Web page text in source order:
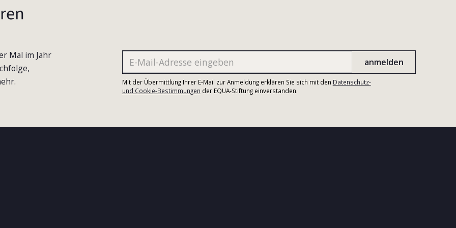
Mal im Jahr
Mit der Übermittlung Ihrer E-Mail zur Anmeldung erklären Sie sich mit den Datenschutz-
und Cookie-Bestimmungen der EQUA-Stiftung einverstanden.